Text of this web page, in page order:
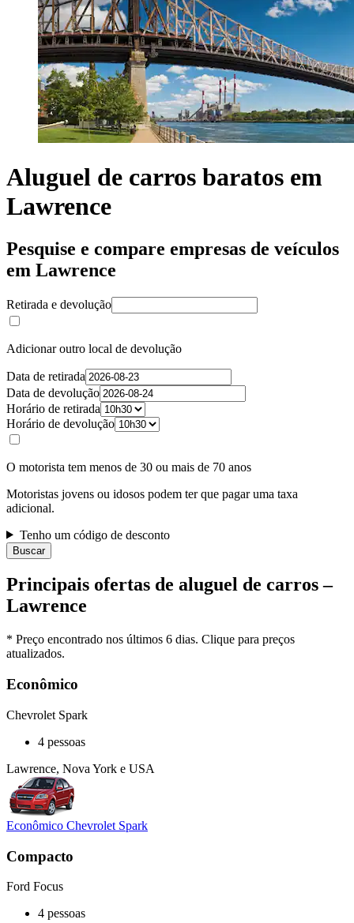
Aluguel de carros baratos em
Lawrence
Pesquise e compare empresas de veículos
em Lawrence
Retirada e devolução
Adicionar outro local de devolução
Data de retirada
Data de devolução
Horário de retirada
Horário de devolução
O motorista tem menos de 30 ou mais de 70 anos
Motoristas jovens ou idosos podem ter que pagar uma taxa
adicional.
Tenho um código de desconto
Buscar
Principais ofertas de aluguel de carros –
Lawrence
* Preço encontrado nos últimos 6 dias. Clique para preços
atualizados.
Econômico
Chevrolet Spark
4 pessoas
Lawrence, Nova York e USA
Econômico Chevrolet Spark
Compacto
Ford Focus
4 pessoas